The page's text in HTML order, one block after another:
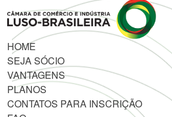
HOME
SEJA SÓCIO
VANTAGENS
PLANOS
CONTATOS PARA INSCRIÇÃO